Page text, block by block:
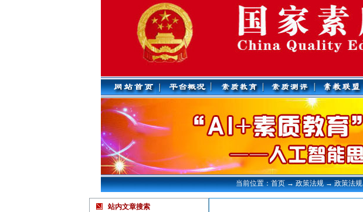
当前位置：首页 → 政策法规 → 政策法规
站内文章搜索